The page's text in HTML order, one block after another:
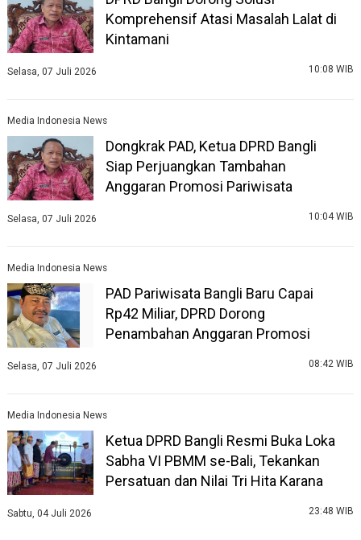
Komprehensif Atasi Masalah Lalat di
Kintamani
Selasa, 07 Juli 2026 10:08 WIB
Media Indonesia News
Dongkrak PAD, Ketua DPRD Bangli
Siap Perjuangkan Tambahan
Anggaran Promosi Pariwisata
Selasa, 07 Juli 2026 10:04 WIB
Media Indonesia News
PAD Pariwisata Bangli Baru Capai
Rp42 Miliar, DPRD Dorong
Penambahan Anggaran Promosi
Selasa, 07 Juli 2026 08:42 WIB
Media Indonesia News
Ketua DPRD Bangli Resmi Buka Loka
Sabha VI PBMM se-Bali, Tekankan
Persatuan dan Nilai Tri Hita Karana
Sabtu, 04 Juli 2026 23:48 WIB